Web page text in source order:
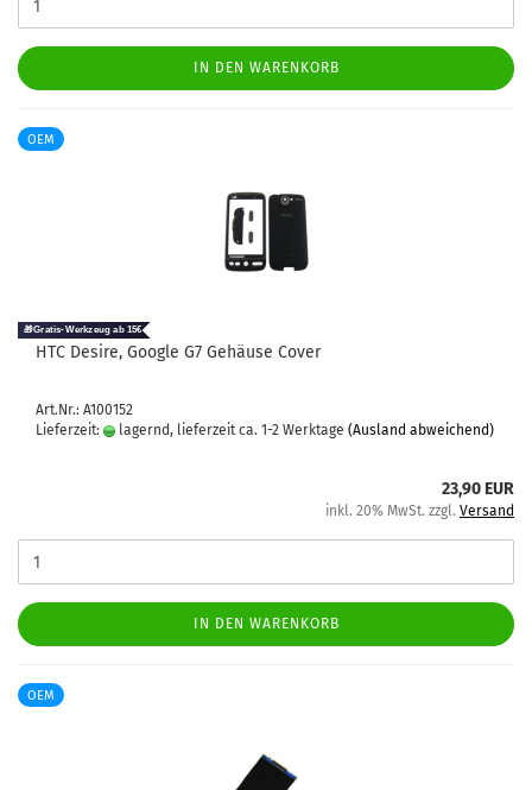
IN DEN WARENKORB
OEM
HTC De­si­re, Goog­le G7 Ge­häu­se Cover
Art.Nr.: A100152
Lieferzeit:
lagernd, lieferzeit ca. 1-2 Werktage (Ausland abweichend)
23,90 EUR
inkl. 20% MwSt. zzgl. Versand
IN DEN WARENKORB
OEM